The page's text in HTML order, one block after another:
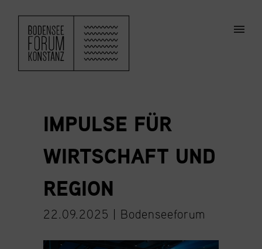
ZUM HAUPTINHALT SPRINGEN
IMPULSE FÜR
WIRTSCHAFT UND
REGION
22.09.2025 | Bodenseeforum